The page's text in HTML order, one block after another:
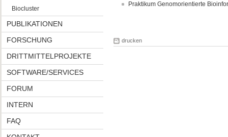
Biocluster
PUBLIKATIONEN
FORSCHUNG
DRITTMITTELPROJEKTE
SOFTWARE/SERVICES
FORUM
INTERN
FAQ
Praktikum Genomorientierte
drucken